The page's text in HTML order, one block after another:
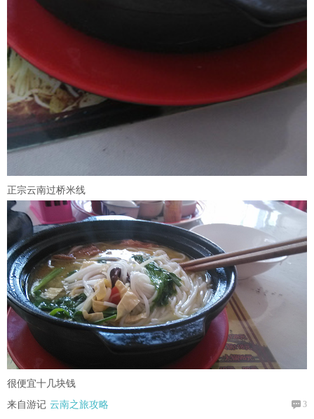
正宗云南过桥米线
很便宜十几块钱
来自游记 云南之旅攻略  3